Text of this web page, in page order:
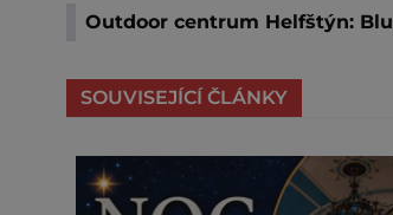
Outdoor centrum Helfštýn:
SOUVISEJÍCÍ ČLÁNKY